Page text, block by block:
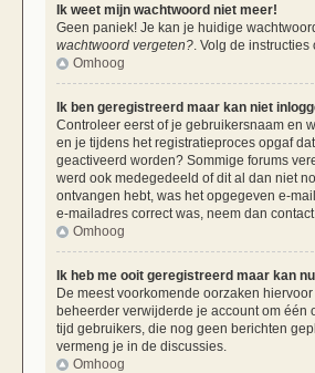
Ik weet mijn wachtwoord niet meer!
Geen paniek! Je kan je huidige
wachtwoord vergeten? . Volg de
Omhoog
Ik ben geregistreerd maar kan niet
Controleer eerst of je gebruikersnaam en
en je tijdens het registratieproces opgaf
geactiveerd worden? Sommige forums
werd ook medegedeeld of dit al dan niet
ontvangen hebt, was het opgegeven e-
e-mailadres correct was, neem dan
Omhoog
Ik heb me ooit geregistreerd maar kan
De meest voorkomende oorzaken
beheerder verwijderde je account om één
tijd gebruikers, die nog geen berichten
vermeng je in de discussies.
Omhoog